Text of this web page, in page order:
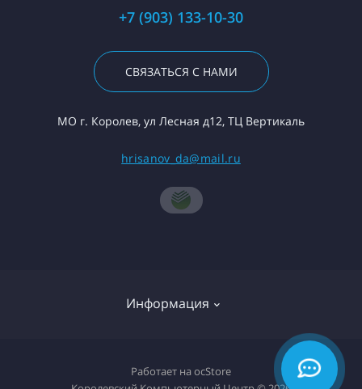
+7 (903) 133-10-30
СВЯЗАТЬСЯ С НАМИ
МО г. Королев, ул Лесная д12, ТЦ Вертикаль
hrisanov_da@mail.ru
Информация
О компании
Работает на ocStore